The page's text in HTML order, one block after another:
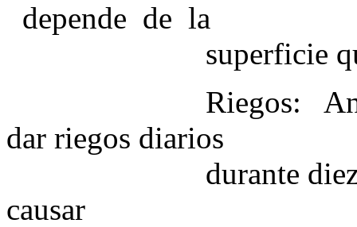
depende de la
superficie que
Riegos: Antes de
dar riegos diarios
durante diez días
causar